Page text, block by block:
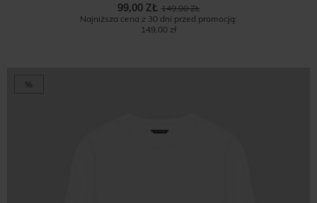
149,00 ZŁ
99,00 ZŁ
Najniższa cena z 30 dni przed promocją:
149,00 zł
%